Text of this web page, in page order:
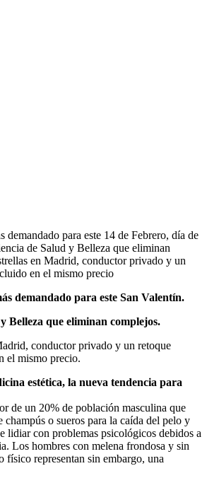
demandado para este 14 de Febrero, día de
de Salud y Belleza que eliminan
en Madrid, conductor privado y un
en el mismo precio
demandado para este San Valentín.
Belleza que eliminan complejos.
conductor privado y un retoque
el mismo precio.
estética, la nueva tendencia para
de un 20% de población masculina que
champús o sueros para la caída del pelo y
lidiar con problemas psicológicos debidos a
Los hombres con melena frondosa y sin
físico representan sin embargo, una